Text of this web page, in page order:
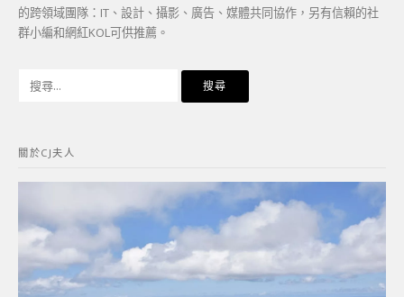
的跨領域團隊：IT、設計、攝影、廣告、媒體共同協作，另有信賴的社
群小編和網紅KOL可供推薦。
字:
關於CJ夫人